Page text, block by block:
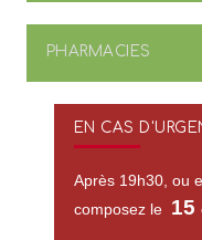
PHARMACIES
EN CAS
Après 19h30, ou
composez le 15